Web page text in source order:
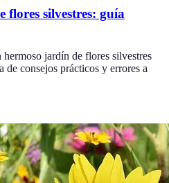
flores silvestres: guía
jardín de flores silvestres
de consejos prácticos y errores a